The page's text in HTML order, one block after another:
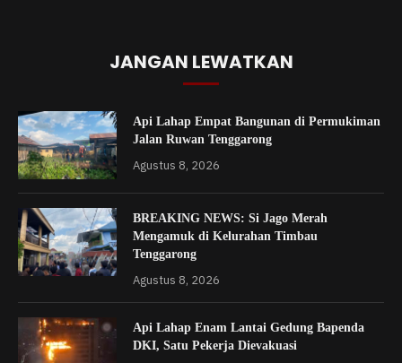
JANGAN LEWATKAN
Api Lahap Empat Bangunan di Permukiman
Jalan Ruwan Tenggarong
Agustus 8, 2026
BREAKING NEWS: Si Jago Merah
Mengamuk di Kelurahan Timbau
Tenggarong
Agustus 8, 2026
Api Lahap Enam Lantai Gedung Bapenda
DKI, Satu Pekerja Dievakuasi